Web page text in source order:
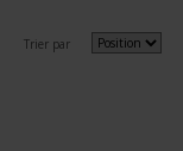
Trier par